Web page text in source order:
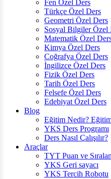
Fen Özel Ders
Türkçe Özel Ders
Geometri Özel Ders
Sosyal Bilgiler Özel
Matematik Özel
Kimya Özel Ders
Coğrafya Özel Ders
İngilizce Özel Ders
Fizik Özel Ders
Tarih Özel Ders
Felsefe Özel Ders
Edebiyat Özel Ders
Blog
Eğitim Nedir? Eğitim
YKS Ders Programı
Ders Nasıl Çalışılır?
Araçlar
TYT Puan ve
YKS Geri sayacı
YKS Tercih Robotu